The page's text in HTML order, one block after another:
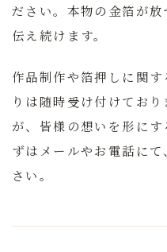
ださい。本物の金箔が
伝え続けます。
作品制作や箔押しに関
りは随時受け付けてお
が、皆様の想いを形に
ずはメールやお電話に
さい。